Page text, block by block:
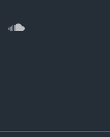
FlickrSoundCloud